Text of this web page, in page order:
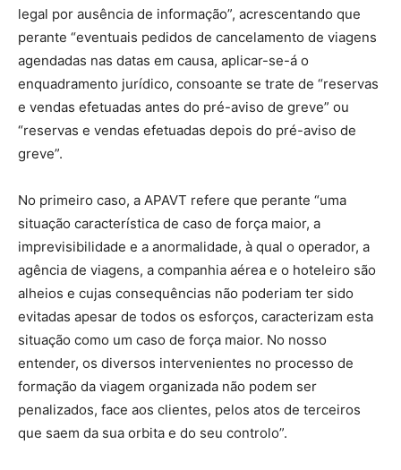
legal por ausência de informação”, acrescentando que
perante “eventuais pedidos de cancelamento de viagens
agendadas nas datas em causa, aplicar-se-á o
enquadramento jurídico, consoante se trate de “reservas
e vendas efetuadas antes do pré-aviso de greve” ou
“reservas e vendas efetuadas depois do pré-aviso de
greve”.
No primeiro caso, a APAVT refere que perante “uma
situação característica de caso de força maior, a
imprevisibilidade e a anormalidade, à qual o operador, a
agência de viagens, a companhia aérea e o hoteleiro são
alheios e cujas consequências não poderiam ter sido
evitadas apesar de todos os esforços, caracterizam esta
situação como um caso de força maior. No nosso
entender, os diversos intervenientes no processo de
formação da viagem organizada não podem ser
penalizados, face aos clientes, pelos atos de terceiros
que saem da sua orbita e do seu controlo”.